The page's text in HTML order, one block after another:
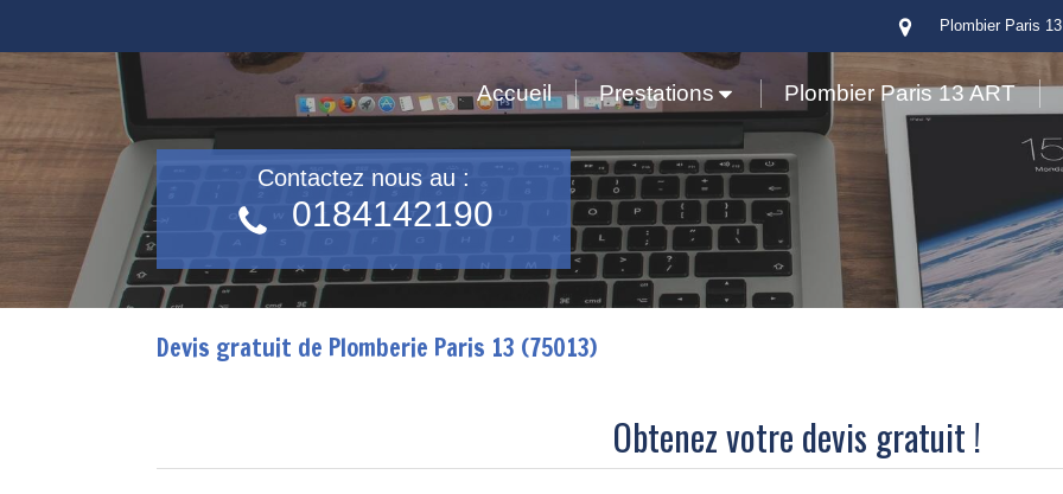
Plombier Paris
Accueil Prestations Plombier Paris 13 ART
Contactez nous au :
0184142190
Devis gratuit de Plomberie Paris 13 (75013)
Obtenez votre devis gratuit !